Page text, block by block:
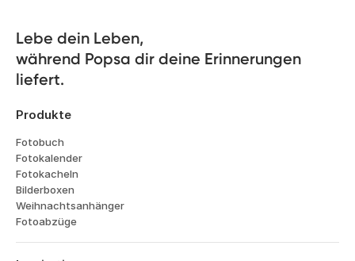
Lebe dein Leben,
während Popsa dir deine Erinnerungen
liefert.
Produkte
Fotobuch
Fotokalender
Fotokacheln
Bilderboxen
Weihnachtsanhänger
Fotoabzüge